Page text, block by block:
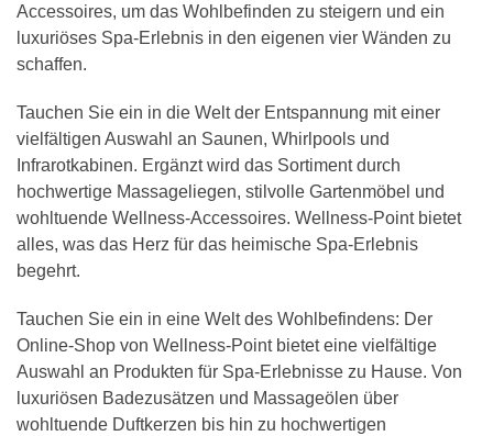
Accessoires, um das Wohlbefinden zu steigern und ein
luxuriöses Spa-Erlebnis in den eigenen vier Wänden zu
schaffen.
Tauchen Sie ein in die Welt der Entspannung mit einer
vielfältigen Auswahl an Saunen, Whirlpools und
Infrarotkabinen. Ergänzt wird das Sortiment durch
hochwertige Massageliegen, stilvolle Gartenmöbel und
wohltuende Wellness-Accessoires. Wellness-Point bietet
alles, was das Herz für das heimische Spa-Erlebnis
begehrt.
Tauchen Sie ein in eine Welt des Wohlbefindens: Der
Online-Shop von Wellness-Point bietet eine vielfältige
Auswahl an Produkten für Spa-Erlebnisse zu Hause. Von
luxuriösen Badezusätzen und Massageölen über
wohltuende Duftkerzen bis hin zu hochwertigen